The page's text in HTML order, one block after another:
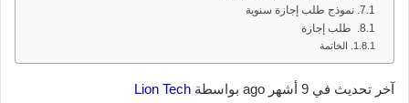
نموذج طلب إجازة سنوية
طلب إجازة
الخاتمة
آخر تحديث في 9 أشهر ago بواسطة Lion Tech